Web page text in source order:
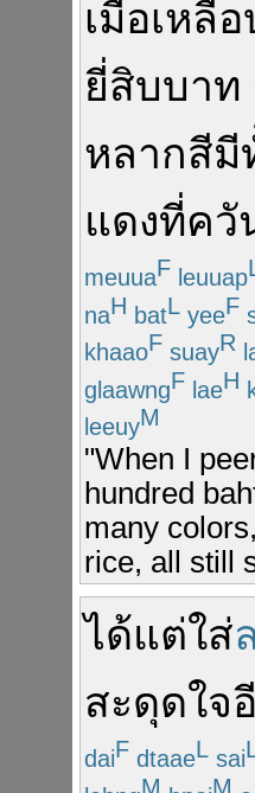
เมื่อเหลื
ยี่สิบบาท
หลากสีมี
แดงที่ควั
meuuaF leuuap
naH batL yeeF
khaaoF suayR
glaawngF laeH
leeuyM
"When I
hundred
many
rice, all still
ได้แต่ใส่
สะดุดใจ
daiF dtaaeL sai
M M